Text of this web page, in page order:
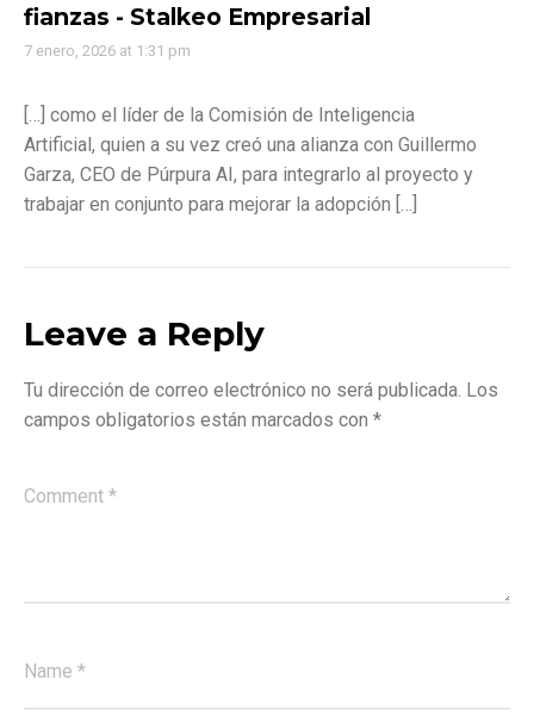
fianzas - Stalkeo Empresarial
7 enero, 2026 at 1:31 pm
[…] como el líder de la Comisión de Inteligencia
Artificial, quien a su vez creó una alianza con Guillermo
Garza, CEO de Púrpura AI, para integrarlo al proyecto y
trabajar en conjunto para mejorar la adopción […]
Leave a Reply
Tu dirección de correo electrónico no será publicada. Los
campos obligatorios están marcados con *